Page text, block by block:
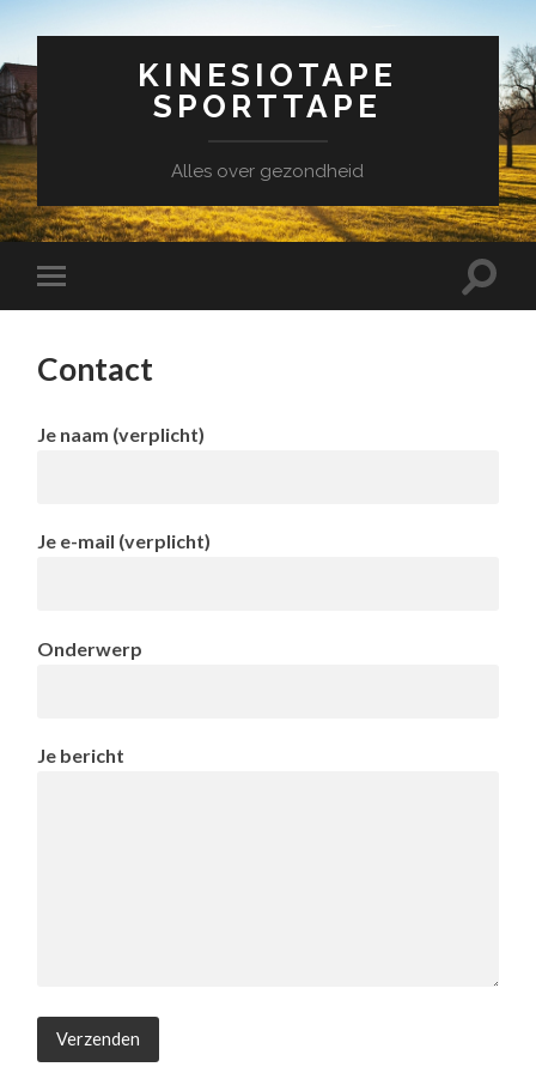
KINESIOTAPE
SPORTTAPE
Alles over gezondheid
Contact
Je naam (verplicht)
Je e-mail (verplicht)
Onderwerp
Je bericht